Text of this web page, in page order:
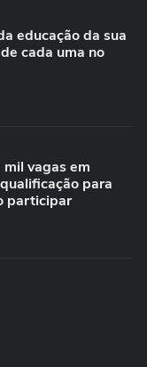
educação da sua
cada uma no
mil vagas em
para
participar